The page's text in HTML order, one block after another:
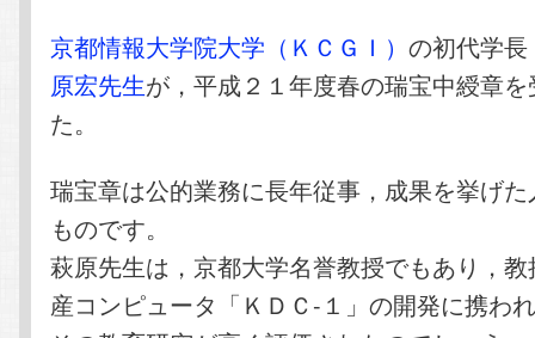
京都情報大学院大学（ＫＣＧＩ）の初代学
原宏先生が，平成２１年度春の瑞宝中綬章
た。
瑞宝章は公的業務に長年従事，成果を挙げ
ものです。
萩原先生は，京都大学名誉教授でもあり，
産コンピュータ「ＫＤＣ-１」の開発に携わ